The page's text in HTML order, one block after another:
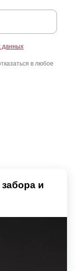
данных
в любое
и